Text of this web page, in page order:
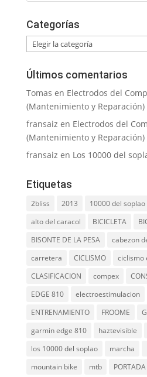
Categorías
Categorías
Últimos comentarios
Tomas en Electrodos del
(Mantenimiento y Reparación)
fransaiz en Electrodos del
(Mantenimiento y Reparación)
fransaiz en Los 10000 del
Etiquetas
2bliss 2013 10000 del soplao
alto del caracol
BICICLETA
BISONTE DE LA PESA
cabezon
carretera
CICLISMO ciclismo
CLASIFICACION
compex
EDGE 810
electroestimulacion
ENTRENAMIENTO
FROOME
garmin edge 810
haztevisible
los 10000 del soplao
marcha
mountain bike
mtb PORTADA